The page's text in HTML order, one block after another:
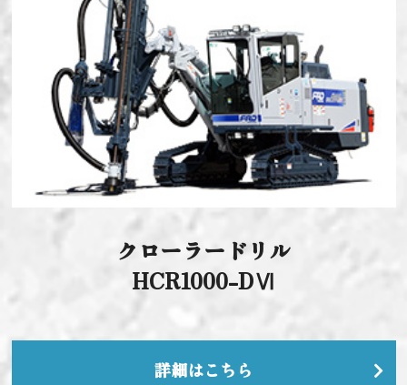
クローラードリル
HCR1000-DⅥ
詳細はこちら